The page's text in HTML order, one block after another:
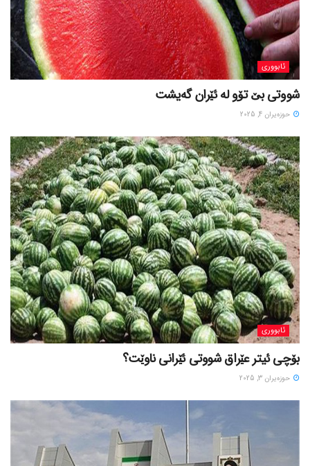
ئابووری
شووتی بێ تۆو لە ئێران گەیشت
حوزه‌یران 4, 2025
ئابووری
بۆچی ئیتر عێراق شووتی ئێرانی ناوێت؟
حوزه‌یران 3, 2025